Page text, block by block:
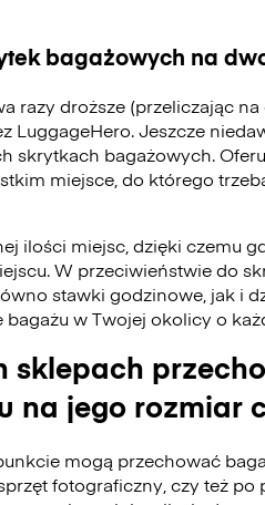
bagażowych na
razy droższe (przeliczając
LuggageHero. Jeszcze
skrytkach bagażowych.
miejsce, do którego
ilości miejsc, dzięki czemu
W przeciwieństwie do
stawki godzinowe, jak i
w Twojej okolicy o
sklepach
na jego rozmiar
mogą przechować
fotograficzny, czy też